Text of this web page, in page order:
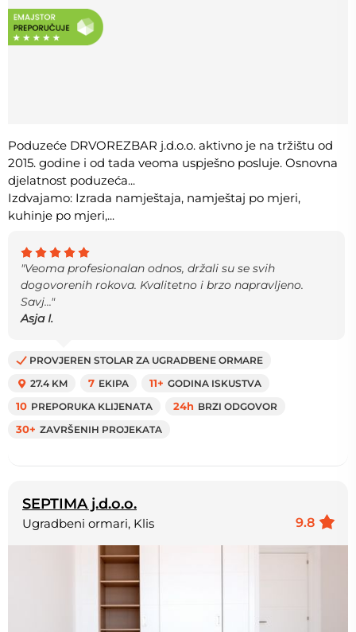
Poduzeće DRVOREZBAR j.d.o.o. aktivno je na tržištu od
2015. godine i od tada veoma uspješno posluje. Osnovna
djelatnost poduzeća...
Izdvajamo: Izrada namještaja, namještaj po mjeri,
kuhinje po mjeri,...
"Veoma profesionalan odnos, držali su se svih
dogovorenih rokova. Kvalitetno i brzo napravljeno.
Savj..."
Asja I.
PROVJEREN STOLAR ZA UGRADBENE ORMARE
27.4 KM
7 EKIPA 11+ GODINA ISKUSTVA
10 PREPORUKA KLIJENATA 24h BRZI ODGOVOR
30+ ZAVRŠENIH PROJEKATA
SEPTIMA j.d.o.o.
9.8
Ugradbeni ormari, Klis